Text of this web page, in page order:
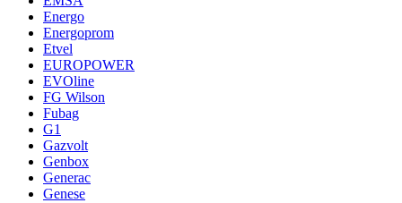
Energo
Energoprom
Etvel
EUROPOWER
EVOline
FG Wilson
Fubag
G1
Gazvolt
Genbox
Generac
Genese